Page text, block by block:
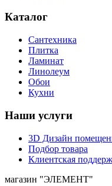
Каталог
Сантехника
Плитка
Ламинат
Линолеум
Обои
Кухни
Наши услуги
3D Дизайн
Подбор товара
Клиентская
магазин "ЭЛЕМЕНТ"